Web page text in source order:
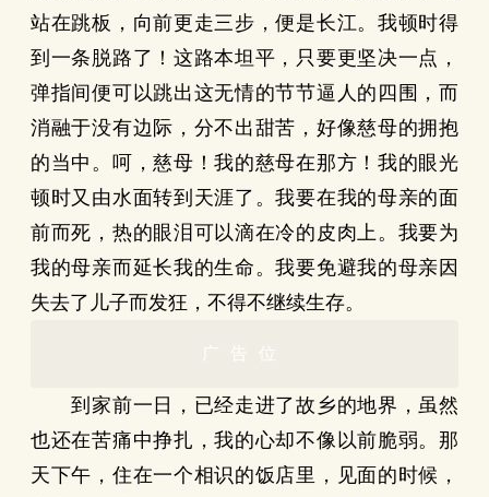
站在跳板，向前更走三步，便是长江。我顿时得
到一条脱路了！这路本坦平，只要更坚决一点，
弹指间便可以跳出这无情的节节逼人的四围，而
消融于没有边际，分不出甜苦，好像慈母的拥抱
的当中。呵，慈母！我的慈母在那方！我的眼光
顿时又由水面转到天涯了。我要在我的母亲的面
前而死，热的眼泪可以滴在冷的皮肉上。我要为
我的母亲而延长我的生命。我要免避我的母亲因
失去了儿子而发狂，不得不继续生存。
广告位
到家前一日，已经走进了故乡的地界，虽然
也还在苦痛中挣扎，我的心却不像以前脆弱。那
天下午，住在一个相识的饭店里，见面的时候，